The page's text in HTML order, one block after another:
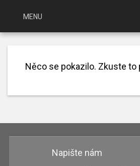
MENU
ÚVOD
O KNIHOVNĚ
Něco se pokazilo. Zkuste to
Napište nám